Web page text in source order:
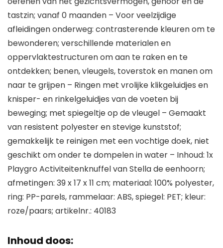
tastzin; vanaf 0 maanden – Voor veelzijdige
afleidingen onderweg: contrasterende kleuren om te
bewonderen; verschillende materialen en
oppervlaktestructuren om aan te raken en te
ontdekken; benen, vleugels, toverstok en manen om
naar te grijpen – Ringen met vrolijke klikgeluidjes en
knisper- en rinkelgeluidjes van de voeten bij
beweging; met spiegeltje op de vleugel – Gemaakt
van resistent polyester en stevige kunststof;
gemakkelijk te reinigen met een vochtige doek, niet
geschikt om onder te dompelen in water – Inhoud: 1x
Playgro Activiteitenknuffel van Stella de eenhoorn;
afmetingen: 39 x 17 x 11 cm; materiaal: 100% polyester,
ring: PP-parels, rammelaar: ABS, spiegel: PET; kleur:
roze/paars; artikelnr.: 40183
Inhoud doos: